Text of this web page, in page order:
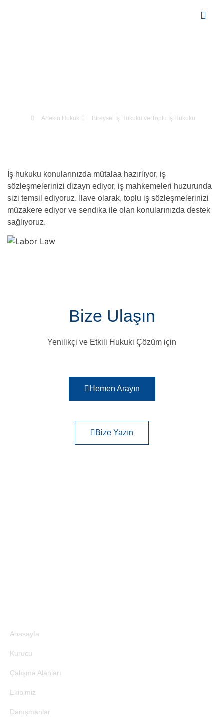
Artekin Hukuk Bireysel İş Hukuku ve Toplu İş Hukuku
İş hukuku konularınızda mütalaa hazırlıyor, iş
sözleşmelerinizi dizayn ediyor, iş mahkemeleri huzurunda
sizi temsil ediyoruz. İlave olarak, toplu iş sözleşmelerinizi
müzakere ediyor ve sendika ile olan konularınızda destek
sağlıyoruz.
Bize Ulaşın
Yenilikçi ve Etkili Hukuki Çözüm için
Hemen Arayın
Bize Yazın
Anasayfa
Kurucu
Çalışma Alanları
Ekibimiz
Danışmanlar